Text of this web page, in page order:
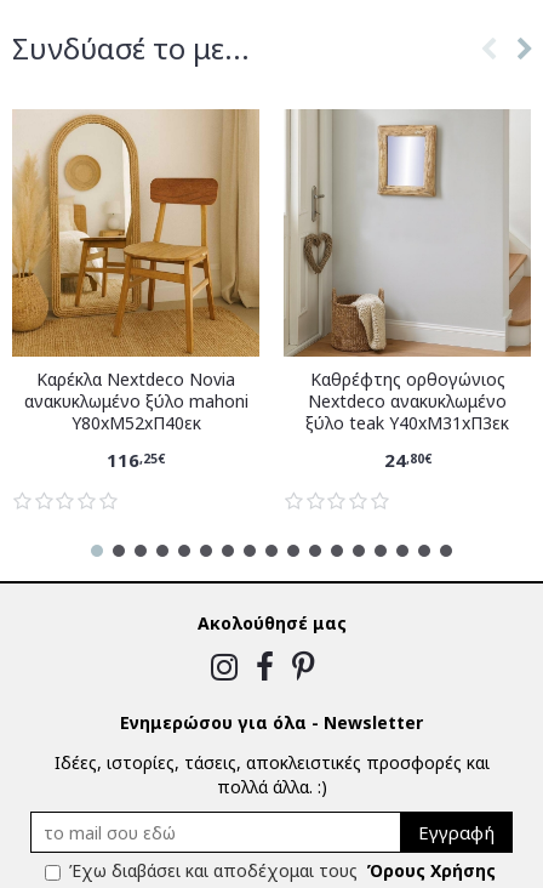
Συνδύασέ το με...
Καρέκλα Nextdeco Novia
ανακυκλωμένο ξύλο mahoni
Υ80xM52xΠ40εκ
116,25€
Καθρέφτης ορθογώνιος
Nextdeco ανακυκλωμένο
ξύλο teak Υ40xM31xΠ3εκ
24,80€
Ακολούθησέ μας
Ενημερώσου για όλα - Newsletter
Ιδέες, ιστορίες, τάσεις, αποκλειστικές προσφορές και
πολλά άλλα. :)
Εγγραφή
Έχω διαβάσει και αποδέχομαι τους Όρους Χρήσης